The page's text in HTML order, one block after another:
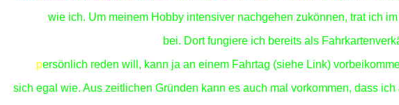
wie ich. Um meinem Hobby intensiver nachgehen zukönnen, trat ich
bei. Dort fungiere ich bereits als
persönlich reden will, kann ja an einem Fahrtag (siehe Link)
sich egal wie. Aus zeitlichen Gründen kann es auch mal vorkommen, dass ich